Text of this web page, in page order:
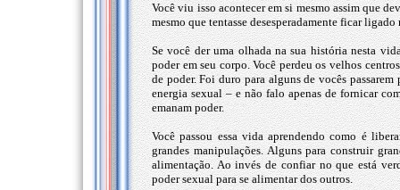
Você viu isso acontecer em si mesmo assim que
mesmo que tentasse desesperadamente ficar ligado
Se você der uma olhada na sua história nesta
poder em seu corpo. Você perdeu os velhos
de poder. Foi duro para alguns de vocês
energia sexual – e não falo apenas de fornicar
emanam poder.
Você passou essa vida aprendendo como é
grandes manipulações. Alguns para construir
alimentação. Ao invés de confiar no que está
poder sexual para se alimentar dos outros.